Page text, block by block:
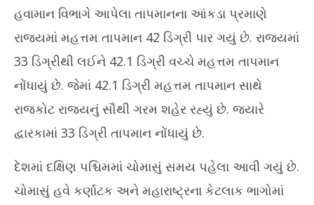
હવામાન વિભાગે આપેલા તાપમાનના આંકડા પ્રમાણે
રાજ્યમાં મહત્તમ તાપમાન 42 ડિગ્રી પાર ગયું છે. રાજ્યમાં
33 ડિગ્રીથી લઈને 42.1 ડિગ્રી વચ્ચે મહત્તમ તાપમાન
નોંધાયું છે. જેમાં 42.1 ડિગ્રી મહત્તમ તાપમાન સાથે
રાજકોટ રાજ્યનું સૌથી ગરમ શહેર રહ્યું છે. જ્યારે
દ્વારકામાં 33 ડિગ્રી તાપમાન નોંધાયું છે.
દેશમાં દક્ષિણ પશ્ચિમમાં ચોમાસું સમય પહેલા આવી ગયું છે.
ચોમાસું હવે કર્ણાટક અને મહારાષ્ટ્રના કેટલાક ભાગોમાં